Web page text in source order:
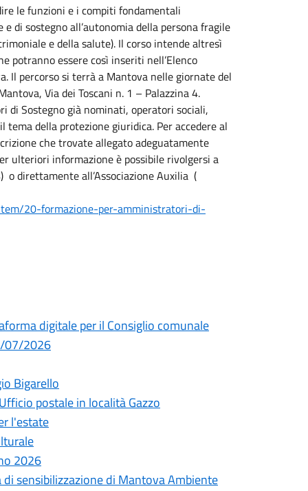
le funzioni e i compiti fondamentali
di sostegno all’autonomia della persona fragile
e della salute). Il corso intende altresì
potranno essere così inseriti nell’Elenco
Il percorso si terrà a Mantova nelle giornate del
Via dei Toscani n. 1 – Palazzina 4.
di Sostegno già nominati, operatori sociali,
della protezione giuridica. Per accedere al
che trovate allegato adeguatamente
ulteriori informazione è possibile rivolgersi a
o direttamente all’Associazione Auxilia (
20-formazione-per-amministratori-di-
digitale per il Consiglio comunale
07/2026
Bigarello
postale in località Gazzo
l'estate
2026
di sensibilizzazione di Mantova Ambiente